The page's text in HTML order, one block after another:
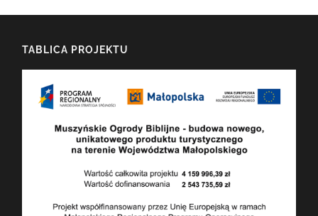
TABLICA PROJEKTU